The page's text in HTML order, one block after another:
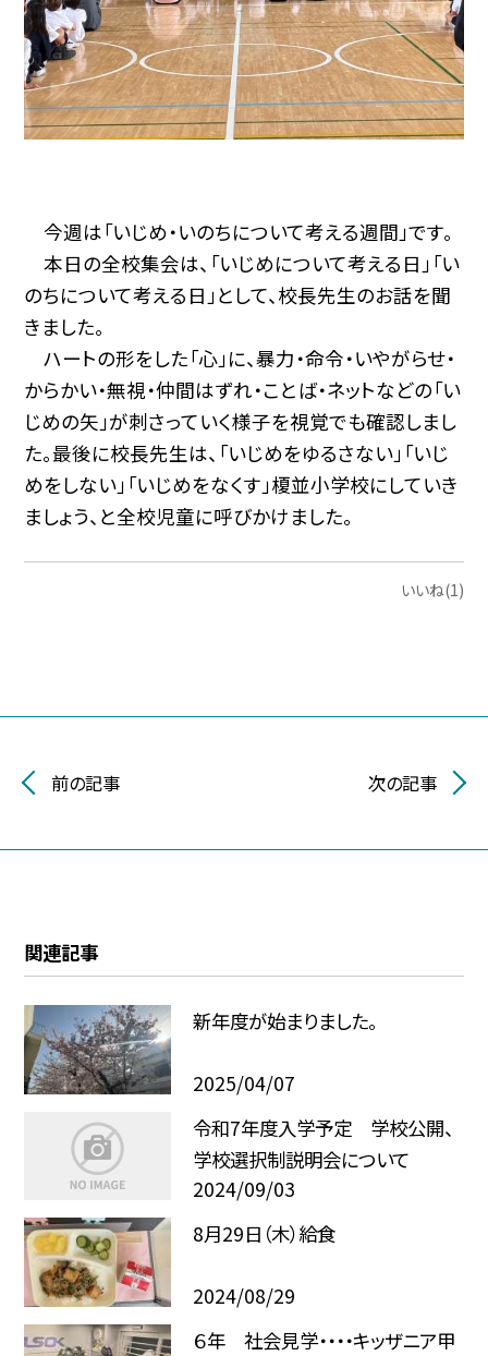
今週は「いじめ・いのちについて考える週間」です。
本日の全校集会は、「いじめについて考える日」「い
のちについて考える日」として、校長先生のお話を聞
きました。
ハートの形をした「心」に、暴力・命令・いやがらせ・
からかい・無視・仲間はずれ・ことば・ネットなどの「い
じめの矢」が刺さっていく様子を視覚でも確認しまし
た。最後に校長先生は、「いじめをゆるさない」「いじ
めをしない」「いじめをなくす」榎並小学校にしていき
ましょう、と全校児童に呼びかけました。
いいね(1)
前の記事 次の記事
関連記事
新年度が始まりました。
2025/04/07
令和7年度入学予定 学校公開、
学校選択制説明会について
2024/09/03
8月29日（木）給食
2024/08/29
６年 社会見学・・・・キッザニア甲